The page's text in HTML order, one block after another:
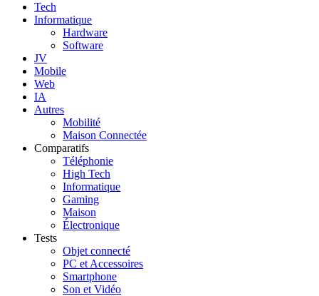
Tech
Informatique
Hardware
Software
JV
Mobile
Web
IA
Autres
Mobilité
Maison Connectée
Comparatifs
Téléphonie
High Tech
Informatique
Gaming
Maison
Électronique
Tests
Objet connecté
PC et Accessoires
Smartphone
Son et Vidéo